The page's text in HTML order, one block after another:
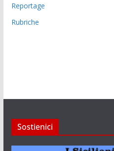
Reportage
Rubriche
Sostienici